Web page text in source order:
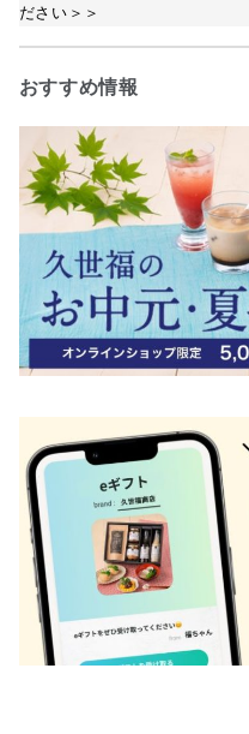
ださい＞＞
おすすめ情報